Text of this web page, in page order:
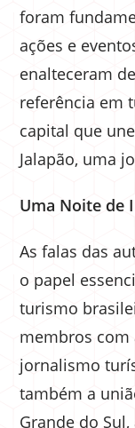
foram
ações e
enalteceram
referência em
capital que
Jalapão, uma
Uma Noite de
As falas das
o papel
turismo
membros com
jornalismo
também a
Grande do